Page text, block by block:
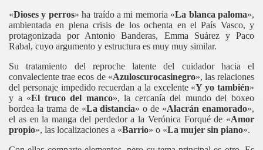
«Dioses y perros» ha traído a mi memoria «La blanca paloma»,
ambientada en plena crisis de los ochenta en el País Vasco, y
protagonizada por Antonio Banderas, Emma Suárez y Paco
Rabal, cuyo argumento y estructura es muy muy similar.
Su tratamiento del reproche latente del cuidador hacia el
convaleciente trae ecos de «Azuloscurocasinegro», las relaciones
del personaje impedido recuerdan a la excelente «Y yo también»
y a «El truco del manco», la cercanía del mundo del boxeo
bordea la trama de «La distancia» o de «Alacrán enamorado»,
el as en la manga del perdedor a la Verónica Forqué de «Amor
propio», las localizaciones a «Barrio» o «La mujer sin piano».
muerto